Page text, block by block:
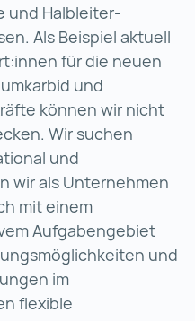
und Halbleiter-
Als Beispiel aktuell
für die neuen
und
können wir nicht
Wir suchen
und
wir als Unternehmen
mit einem
Aufgabengebiet
und
im
flexible